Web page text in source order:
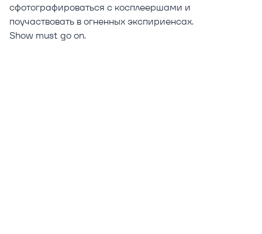
сфотографироваться с косплеершами и
поучаствовать в огненных экспириенсах.
Show must go on.